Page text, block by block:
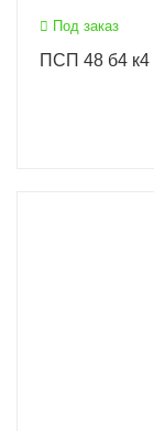
Под заказ
ПСП 48 б4 к4